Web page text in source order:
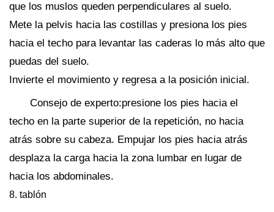
que los muslos queden perpendiculares al suelo.
Mete la pelvis hacia las costillas y presiona los pies
hacia el techo para levantar las caderas lo más alto que
puedas del suelo.
Invierte el movimiento y regresa a la posición inicial.
Consejo de experto:presione los pies hacia el
techo en la parte superior de la repetición, no hacia
atrás sobre su cabeza. Empujar los pies hacia atrás
desplaza la carga hacia la zona lumbar en lugar de
hacia los abdominales.
8. tablón